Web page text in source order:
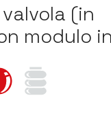
(in
modulo